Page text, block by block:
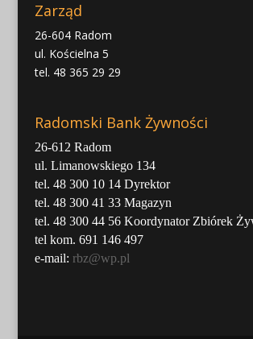
Zarząd
26-604 Radom
ul. Kościelna 5
tel. 48 365 29 29
Radomski Bank Żywności
26-612 Radom
ul. Limanowskiego 134
tel. 48 300 10 14 Dyrektor
tel. 48 300 41 33 Magazyn
tel. 48 300 44 56 Koordynator Zbiórek
tel kom. 691 146 497
e-mail: rbz@wp.pl